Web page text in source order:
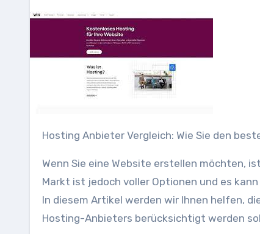
Hosting Anbieter Vergleich: Wie Sie den
Wenn Sie eine Website erstellen möchten,
Markt ist jedoch voller Optionen und es
In diesem Artikel werden wir Ihnen helfen,
Hosting-Anbieters berücksichtigt werden